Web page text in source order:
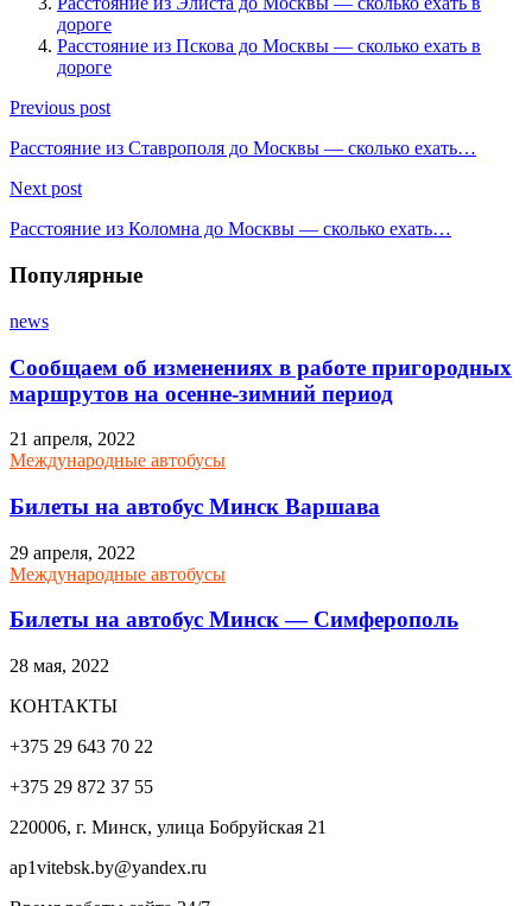
дороге
Расстояние из Пскова до Москвы — сколько ехать в
дороге
Previous post
Расстояние из Ставрополя до Москвы — сколько ехать…
Next post
Расстояние из Коломна до Москвы — сколько ехать…
Популярные
news
Сообщаем об изменениях в работе пригородных
маршрутов на осенне-зимний период
21 апреля, 2022
Международные автобусы
Билеты на автобус Минск Варшава
29 апреля, 2022
Международные автобусы
Билеты на автобус Минск — Симферополь
28 мая, 2022
КОНТАКТЫ
+375 29 643 70 22
+375 29 872 37 55
220006, г. Минск, улица Бобруйская 21
ap1vitebsk.by@yandex.ru